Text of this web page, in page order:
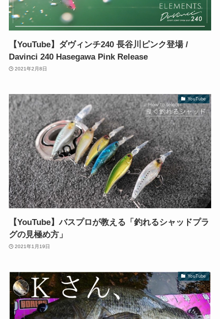
【YouTube】ダヴィンチ240 長谷川ピンク登場 /
Davinci 240 Hasegawa Pink Release
2021年2月8日
YouTube
【YouTube】バスプロが教える「釣れるシャッドプラ
グの見極め方」
2021年1月19日
YouTube